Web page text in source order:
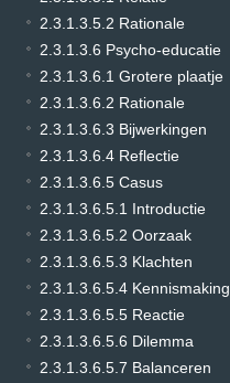
2.3.1.3.5.2 Rationale
2.3.1.3.6 Psycho-educatie
2.3.1.3.6.1 Grotere plaatje
2.3.1.3.6.2 Rationale
2.3.1.3.6.3 Bijwerkingen
2.3.1.3.6.4 Reflectie
2.3.1.3.6.5 Casus
2.3.1.3.6.5.1 Introductie
2.3.1.3.6.5.2 Oorzaak
2.3.1.3.6.5.3 Klachten
2.3.1.3.6.5.4 Kennismaking
2.3.1.3.6.5.5 Reactie
2.3.1.3.6.5.6 Dilemma
2.3.1.3.6.5.7 Balanceren